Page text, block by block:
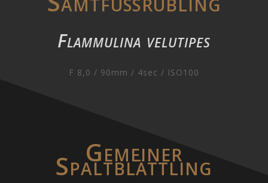
Flammulina velutipes
F 8,0 / 90mm / 4sec / ISO100
Gemeiner
Spaltblättling